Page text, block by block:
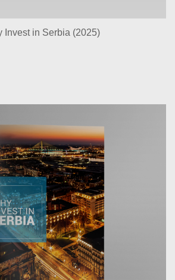
Invest in Serbia (2025)